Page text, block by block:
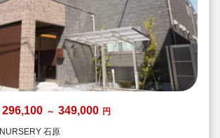
296,100 ～ 349,000 円
石原